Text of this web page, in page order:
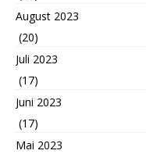
August 2023
(20)
Juli 2023
(17)
Juni 2023
(17)
Mai 2023